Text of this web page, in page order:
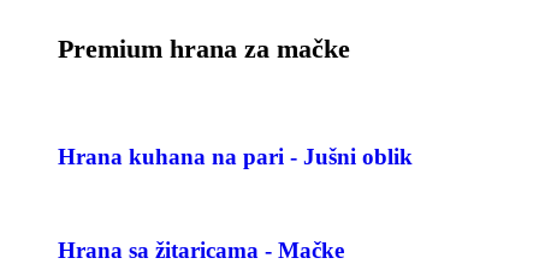
Premium hrana za mačke
Hrana kuhana na pari - Jušni oblik
Hrana sa žitaricama - Mačke